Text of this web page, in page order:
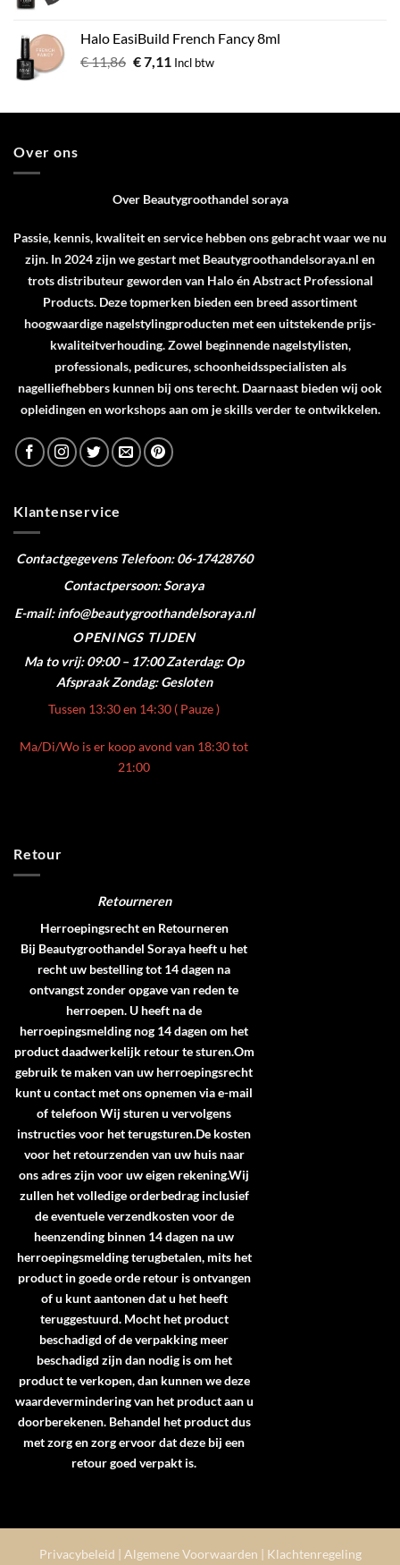
Halo EasiBuild French Fancy 8ml
€11,86 €7,11 Incl btw
Over ons
Over Beautygroothandel soraya
Passie, kennis, kwaliteit en service hebben ons gebracht waar we nu
zijn. In 2024 zijn we gestart met Beautygroothandelsoraya.nl en
trots distributeur geworden van HaloénAbstract Professional
Products. Deze topmerken bieden een breed assortiment
hoogwaardige nagelstylingproducten met een uitstekende prijs-
kwaliteitverhouding. Zowel beginnende nagelstylisten,
professionals, pedicures, schoonheidsspecialisten als
nagelliefhebbers kunnen bij ons terecht. Daarnaast bieden wij ook
opleidingen en workshops aan om je skills verder te ontwikkelen.
Klantenservice
ContactgegevensTelefoon: 06-17428760
Contactpersoon: Soraya
E-mail: info@beautygroothandelsoraya.nl
OPENINGS TIJDEN
Ma to vrij: 09:00 – 17:00 Zaterdag: Op
Afspraak Zondag: Gesloten
Tussen 13:30 en 14:30 ( Pauze )
Ma/Di/Wo is er koop avond van 18:30 tot
21:00
Retour
Retourneren
Herroepingsrecht en Retourneren
Bij Beautygroothandel Soraya heeft u het
recht uw bestelling tot 14 dagen na
ontvangst zonder opgave van reden te
herroepen. U heeft na de
herroepingsmelding nog 14 dagen om het
product daadwerkelijk retour te sturen.Om
gebruik te maken van uw herroepingsrecht
kunt u contact met ons opnemen via e-mail
of telefoon Wij sturen u vervolgens
instructies voor het terugsturen.De kosten
voor het retourzenden van uw huis naar
ons adres zijn voor uw eigen rekening.Wij
zullen het volledige orderbedrag inclusief
de eventuele verzendkosten voor de
heenzending binnen 14 dagen na uw
herroepingsmelding terugbetalen, mits het
product in goede orde retour is ontvangen
of u kunt aantonen dat u het heeft
teruggestuurd. Mocht het product
beschadigd of de verpakking meer
beschadigd zijn dan nodig is om het
product te verkopen, dan kunnen we deze
waardevermindering van het product aan u
doorberekenen. Behandel het product dus
met zorg en zorg ervoor dat deze bij een
retour goed verpakt is.
Privacybeleid | Algemene Voorwaarden | Klachtenregeling